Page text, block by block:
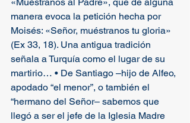
manera evoca la petición hecha por
Moisés: «Señor, muéstranos tu gloria»
(Ex 33, 18). Una antigua tradición
señala a Turquía como el lugar de su
martirio… • De Santiago –hijo de Alfeo,
apodado “el menor”, o también el
“hermano del Señor– sabemos que
llegó a ser el jefe de la Iglesia Madre